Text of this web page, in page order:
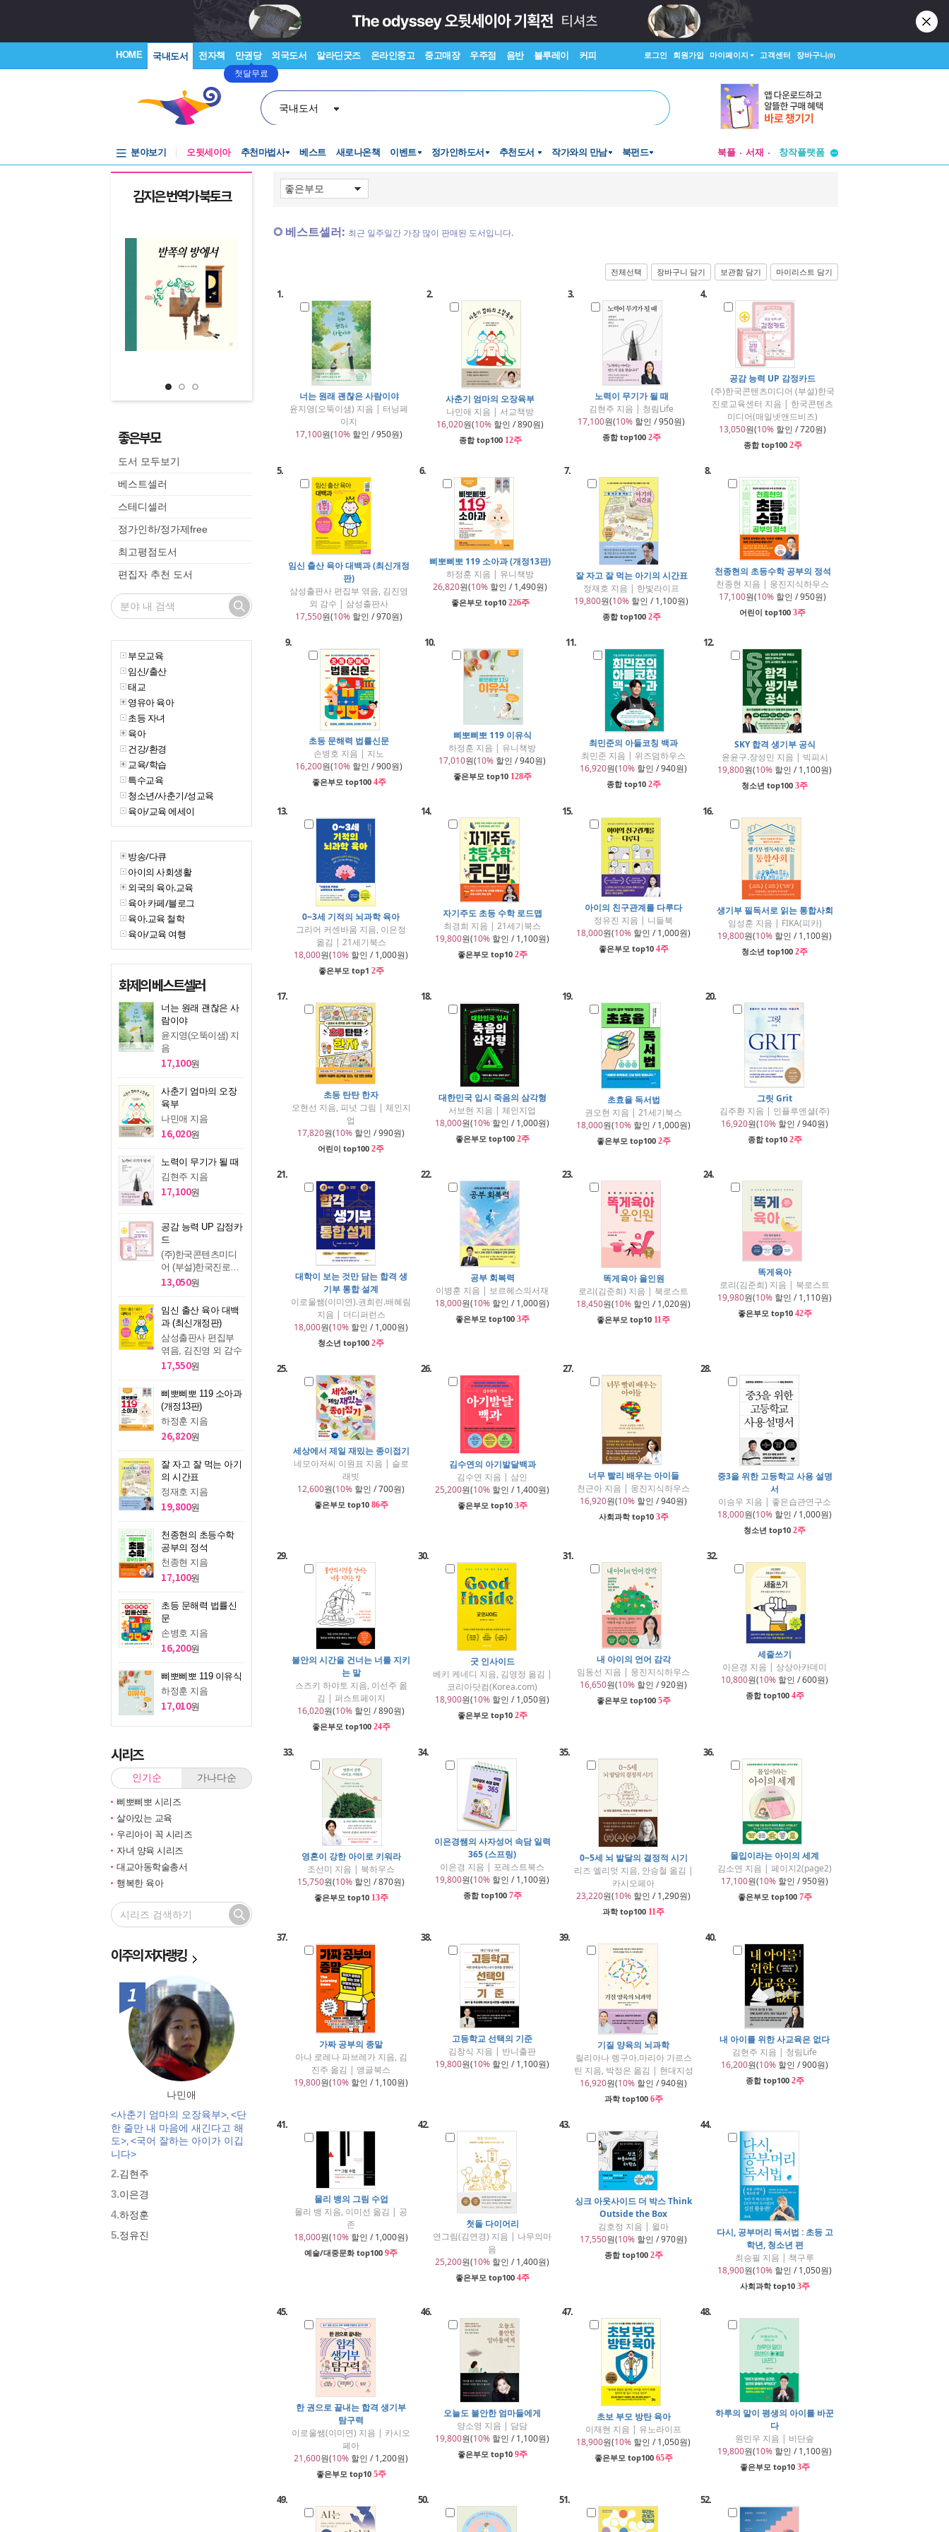
HOME 국내도서 전자책 만권당
첫달무료
외국도서 알라딘굿즈 온라인중고 중고매장 우주점 음반 블루레이 커피 로그인 회원가입 마이페이지 고객센터 장바구니(0)
국내도서
분야보기 오뒷세이아 추천마법사 베스트 새로나온책 이벤트 정가인하도서 추천도서 작가와의 만남 북펀드 북플 서재
창작플랫폼
김지은 번역가 북토크 아주 특별한 라면 가게 "심심해. 놀아 줘."
좋은부모
도서 모두보기
베스트셀러
스테디셀러
정가인하/정가제free
최고평점도서
편집자 추천 도서
부모교육
임신/출산
태교
영유아 육아
초등 자녀
육아
건강/환경
교육/학습
특수교육
청소년/사춘기/성교육
육아/교육 에세이
방송/다큐
아이의 사회생활
외국의 육아.교육
육아 카페/블로그
육아.교육 철학
육아/교육 여행
화제의 베스트셀러
너는 원래 괜찮은 사
람이야
윤지영(오뚝이샘) 지
음
17,100원
사춘기 엄마의 오장
육부
나민애 지음
16,020원
노력이 무기가 될 때
김현주 지음
17,100원
공감 능력 UP 감정카
드
(주)한국콘텐츠미디
어 (부설)한국진로교
육센터 지음
13,050원
임신 출산 육아 대백
과 (최신개정판)
삼성출판사 편집부
엮음, 김진영 외 감수
17,550원
삐뽀삐뽀 119 소아과
(개정13판)
하정훈 지음
26,820원
잘 자고 잘 먹는 아기
의 시간표
정재호 지음
19,800원
천종현의 초등수학
공부의 정석
천종현 지음
17,100원
초등 문해력 법률신
문
손병호 지음
16,200원
삐뽀삐뽀 119 이유식
하정훈 지음
17,010원
시리즈
인기순 가나다순
삐뽀삐뽀 시리즈
살아있는 교육
우리아이 꼭 시리즈
자녀 양육 시리즈
대교아동학술총서
행복한 육아
창의폭발 엄마표
동화 컬러링북 시리즈
자연이 들려주는 Sing, Sing 영어태
에듀세이
우리집은 창의력 놀이터
품격있는 엄마
우리 아기 자서전 시리즈
우리집은 창의력 놀이터
아기 사용설명서 시리즈
어릴 때 키워야 평생 가는 아이의
부모교육 백문백답
대교아동학술총서
이주의저자랭킹
1위
나민애
<사춘기 엄마의 오장육부> <단
한 줄만 내 마음에 새긴다고 해
도> <국어 잘하는 아이가 이깁
니다>
2.김현주
3.이은경
4.하정훈
5.정유진
베스트셀러: 최근 일주일간 가장 많이 판매된 도서입니다.
전체선택 장바구니 담기 보관함 담기 마이리스트 담기
1.
너는 원래 괜찮은 사람이야
윤지영(오뚝이샘) 지음 | 터닝페
이지
17,100원(10% 할인 / 950원)
2.
사춘기 엄마의 오장육부
나민애 지음 | 서교책방
16,020원(10% 할인 / 890원)
종합 top100 12주
3.
노력이 무기가 될 때
김현주 지음 | 청림Life
17,100원(10% 할인 / 950원)
종합 top100 2주
4.
공감 능력 UP 감정카드
(주)한국콘텐츠미디어 (부설)한국
진로교육센터 지음 | 한국콘텐츠
미디어(매일넷앤드비즈)
13,050원(10% 할인 / 720원)
종합 top100 2주
5.
임신 출산 육아 대백과 (최신개정
판)
삼성출판사 편집부 엮음, 김진영
외 감수 | 삼성출판사
17,550원(10% 할인 / 970원)
6.
삐뽀삐뽀 119 소아과 (개정13판)
하정훈 지음 | 유니책방
26,820원(10% 할인 / 1,490원)
좋은부모 top10 226주
7.
잘 자고 잘 먹는 아기의 시간표
정재호 지음 | 한빛라이프
19,800원(10% 할인 / 1,100원)
종합 top100 2주
8.
천종현의 초등수학 공부의 정석
천종현 지음 | 웅진지식하우스
17,100원(10% 할인 / 950원)
어린이 top100 3주
9.
초등 문해력 법률신문
손병호 지음 | 지노
16,200원(10% 할인 / 900원)
좋은부모 top100 4주
10.
삐뽀삐뽀 119 이유식
하정훈 지음 | 유니책방
17,010원(10% 할인 / 940원)
좋은부모 top10 128주
11.
최민준의 아들코칭 백과
최민준 지음 | 위즈덤하우스
16,920원(10% 할인 / 940원)
종합 top10 2주
12.
SKY 합격 생기부 공식
윤윤구.장성민 지음 | 빅피시
19,800원(10% 할인 / 1,100원)
청소년 top100 3주
13.
0~3세 기적의 뇌과학 육아
그리어 커센바움 지음, 이은정
옮김 | 21세기북스
18,000원(10% 할인 / 1,000원)
좋은부모 top1 2주
14.
자기주도 초등 수학 로드맵
최경희 지음 | 21세기북스
19,800원(10% 할인 / 1,100원)
좋은부모 top10 2주
15.
아이의 친구관계를 다루다
정유진 지음 | 니들북
18,000원(10% 할인 / 1,000원)
좋은부모 top10 4주
16.
생기부 필독서로 읽는 통합사회
임성훈 지음 | FIKA(피카)
19,800원(10% 할인 / 1,100원)
청소년 top100 2주
17.
초등 탄탄 한자
오현선 지음, 피넛 그림 | 체인지
업
17,820원(10% 할인 / 990원)
어린이 top100 2주
18.
대한민국 입시 죽음의 삼각형
서보현 지음 | 체인지업
18,000원(10% 할인 / 1,000원)
좋은부모 top100 2주
19.
초효율 독서법
권오현 지음 | 21세기북스
18,000원(10% 할인 / 1,000원)
좋은부모 top100 2주
20.
그릿 Grit
김주환 지음 | 인플루엔셜(주)
16,920원(10% 할인 / 940원)
종합 top10 2주
21.
대학이 보는 것만 담는 합격 생
기부 통합 설계
이로울쌤(이미연).권희린.배혜림
지음 | 더디퍼런스
18,000원(10% 할인 / 1,000원)
청소년 top100 2주
22.
공부 회복력
이병훈 지음 | 보르헤스의서재
18,000원(10% 할인 / 1,000원)
좋은부모 top100 3주
23.
똑게육아 올인원
로리(김준희) 지음 | 북로스트
18,450원(10% 할인 / 1,020원)
좋은부모 top10 11주
24.
똑게육아
로리(김준희) 지음 | 북로스트
19,980원(10% 할인 / 1,110원)
좋은부모 top10 42주
25.
세상에서 제일 재밌는 종이접기
네모아저씨 이원표 지음 | 슬로
래빗
12,600원(10% 할인 / 700원)
좋은부모 top10 86주
26.
김수연의 아기발달백과
김수연 지음 | 삼인
25,200원(10% 할인 / 1,400원)
좋은부모 top10 3주
27.
너무 빨리 배우는 아이들
천근아 지음 | 웅진지식하우스
16,920원(10% 할인 / 940원)
사회과학 top10 3주
28.
중3을 위한 고등학교 사용 설명
서
이승우 지음 | 좋은습관연구소
18,000원(10% 할인 / 1,000원)
청소년 top10 2주
29.
불안의 시간을 건너는 너를 지키
는 말
스즈키 하야토 지음, 이선주 옮
김 | 퍼스트페이지
16,020원(10% 할인 / 890원)
좋은부모 top100 24주
30.
굿 인사이드
베키 케네디 지음, 김영정 옮김 |
코리아닷컴(Korea.com)
18,900원(10% 할인 / 1,050원)
좋은부모 top10 2주
31.
내 아이의 언어 감각
임동선 지음 | 웅진지식하우스
16,650원(10% 할인 / 920원)
좋은부모 top100 5주
32.
세줄쓰기
이은경 지음 | 상상아카데미
10,800원(10% 할인 / 600원)
종합 top100 4주
33.
영혼이 강한 아이로 키워라
조선미 지음 | 북하우스
15,750원(10% 할인 / 870원)
좋은부모 top10 13주
34.
이은경쌤의 사자성어 속담 일력
365 (스프링)
이은경 지음 | 포레스트북스
19,800원(10% 할인 / 1,100원)
종합 top100 7주
35.
0~5세 뇌 발달의 결정적 시기
리즈 엘리엇 지음, 안승철 옮김 |
카시오페아
23,220원(10% 할인 / 1,290원)
과학 top100 11주
36.
몰입이라는 아이의 세계
김소연 지음 | 페이지2(page2)
17,100원(10% 할인 / 950원)
좋은부모 top100 7주
37.
가짜 공부의 종말
아나 로레나 파브레가 지음, 김
진주 옮김 | 앵글북스
19,800원(10% 할인 / 1,100원)
38.
고등학교 선택의 기준
김창식 지음 | 반니출판
19,800원(10% 할인 / 1,100원)
39.
기질 양육의 뇌과학
릴리아나 렝구아.마리아 가르스
틴 지음, 박정은 옮김 | 현대지성
16,920원(10% 할인 / 940원)
과학 top100 6주
40.
내 아이를 위한 사교육은 없다
김현주 지음 | 청림Life
16,200원(10% 할인 / 900원)
종합 top100 2주
41.
몰리 뱅의 그림 수업
몰리 뱅 지음, 이미선 옮김 | 공
존
18,000원(10% 할인 / 1,000원)
예술/대중문화 top100 9주
42.
첫돌 다이어리
연그림(김연경) 지음 | 나무의마
음
25,200원(10% 할인 / 1,400원)
좋은부모 top100 4주
43.
싱크 아웃사이드 더 박스 Think
Outside the Box
김호정 지음 | 윌마
17,550원(10% 할인 / 970원)
종합 top100 2주
44.
다시, 공부머리 독서법 : 초등 고
학년, 청소년 편
최승필 지음 | 책구루
18,900원(10% 할인 / 1,050원)
사회과학 top10 3주
45.
한 권으로 끝내는 합격 생기부
탐구력
이로울쌤(이미연) 지음 | 카시오
페아
21,600원(10% 할인 / 1,200원)
좋은부모 top10 5주
46.
오늘도 불안한 엄마들에게
양소영 지음 | 담담
19,800원(10% 할인 / 1,100원)
좋은부모 top10 9주
47.
초보 부모 방탄 육아
이재현 지음 | 유노라이프
18,900원(10% 할인 / 1,050원)
좋은부모 top100 65주
48.
하루의 말이 평생의 아이를 바꾼
다
원민우 지음 | 비단숲
19,800원(10% 할인 / 1,100원)
좋은부모 top10 3주
49. 50. 51. 52.